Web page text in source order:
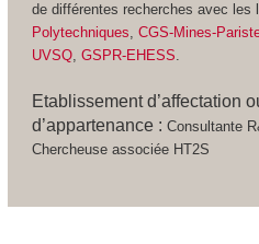
de différentes recherches avec les
Polytechniques, CGS-Mines-
UVSQ, GSPR-EHESS.
Etablissement d’affectation
d’appartenance : Consultante
Chercheuse associée HT2S